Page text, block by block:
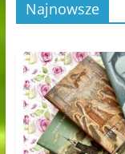
Najnowsze